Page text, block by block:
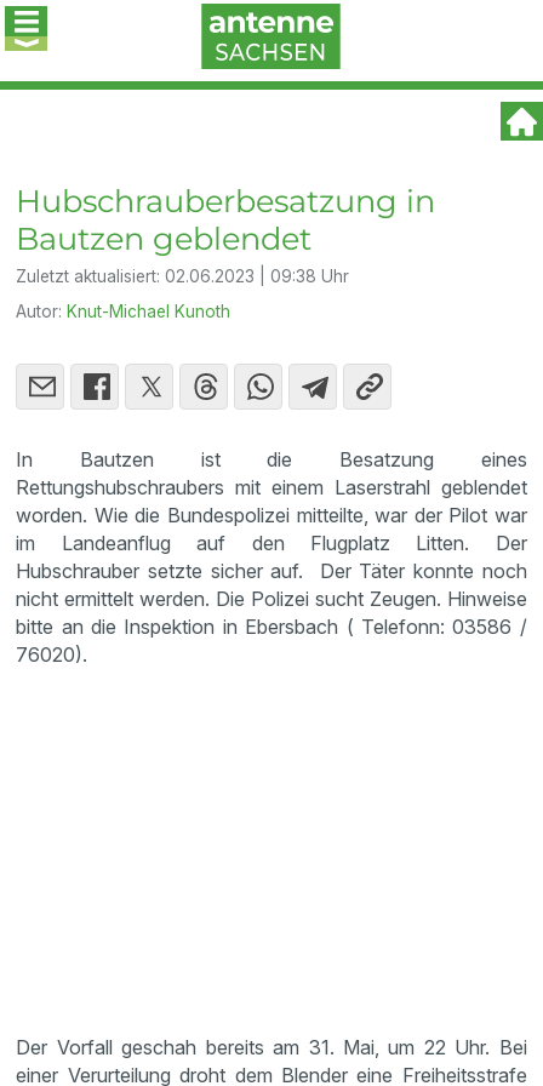
Hubschrauberbesatzung in
Bautzen geblendet
Zuletzt aktualisiert:02.06.2023 | 09:38 Uhr
Autor: Knut-Michael Kunoth
In Bautzen ist die Besatzung eines
Rettungshubschraubers mit einem Laserstrahl geblendet
worden. Wie die Bundespolizei mitteilte, war der Pilot war
im Landeanflug auf den Flugplatz Litten. Der
Hubschrauber setzte sicher auf. Der Täter konnte noch
nicht ermittelt werden. Die Polizei sucht Zeugen. Hinweise
bitte an die Inspektion in Ebersbach ( Telefonn: 03586 /
76020).
Der Vorfall geschah bereits am 31. Mai, um 22 Uhr. Bei
einer Verurteilung droht dem Blender eine Freiheitsstrafe